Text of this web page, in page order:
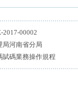
2017-00002
局河南省分局
賦碼業務操作規程